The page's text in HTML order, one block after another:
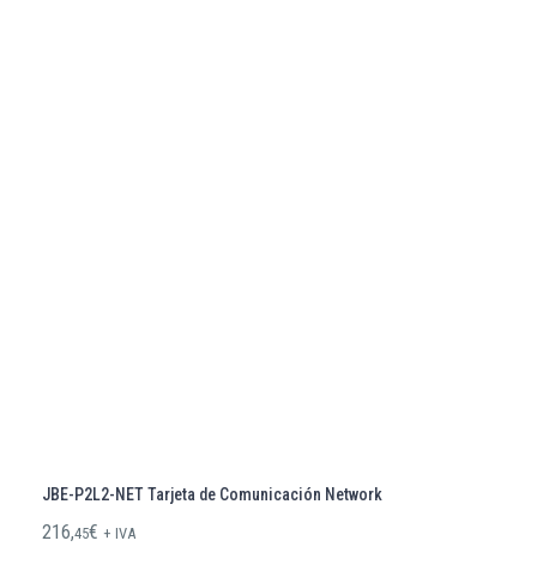
JBE-P2L2-NET Tarjeta de Comunicación Network
216,45€ + IVA